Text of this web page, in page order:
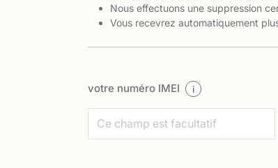
Nous effectuons une suppression
Vous recevrez automatiquement
votre numéro IMEI i